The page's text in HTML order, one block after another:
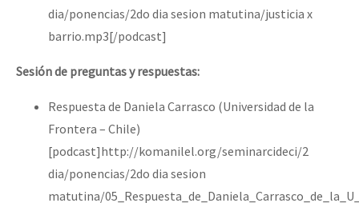
dia/ponencias/2do dia sesion matutina/justicia x
barrio.mp3[/podcast]
Sesión de preguntas y respuestas:
Respuesta de Daniela Carrasco (Universidad de la
Frontera – Chile)
[podcast]http://komanilel.org/seminarcideci/2
dia/ponencias/2do dia sesion
matutina/